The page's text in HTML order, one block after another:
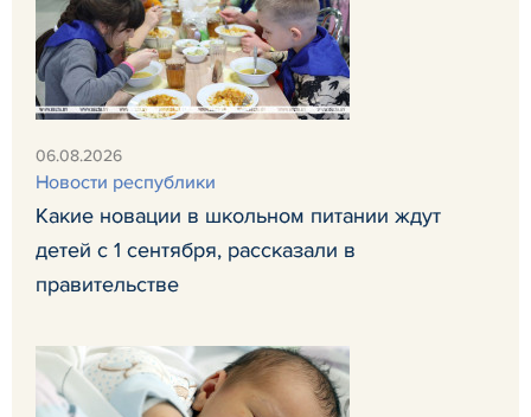
06.08.2026
Новости республики
Какие новации в школьном питании ждут
детей с 1 сентября, рассказали в
правительстве